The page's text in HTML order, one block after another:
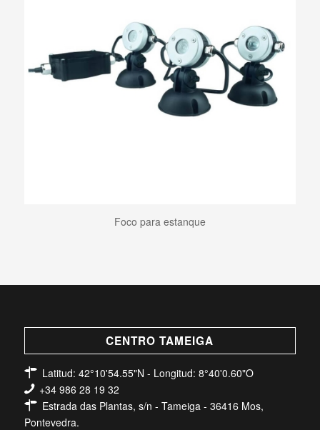
Foco para estanque
CENTRO TAMEIGA
Latitud: 42°10'54.55"N - Longitud: 8°40'0.60"O
+34 986 28 19 32
Estrada das Plantas, s/n - Tameiga - 36416 Mos,
Pontevedra.